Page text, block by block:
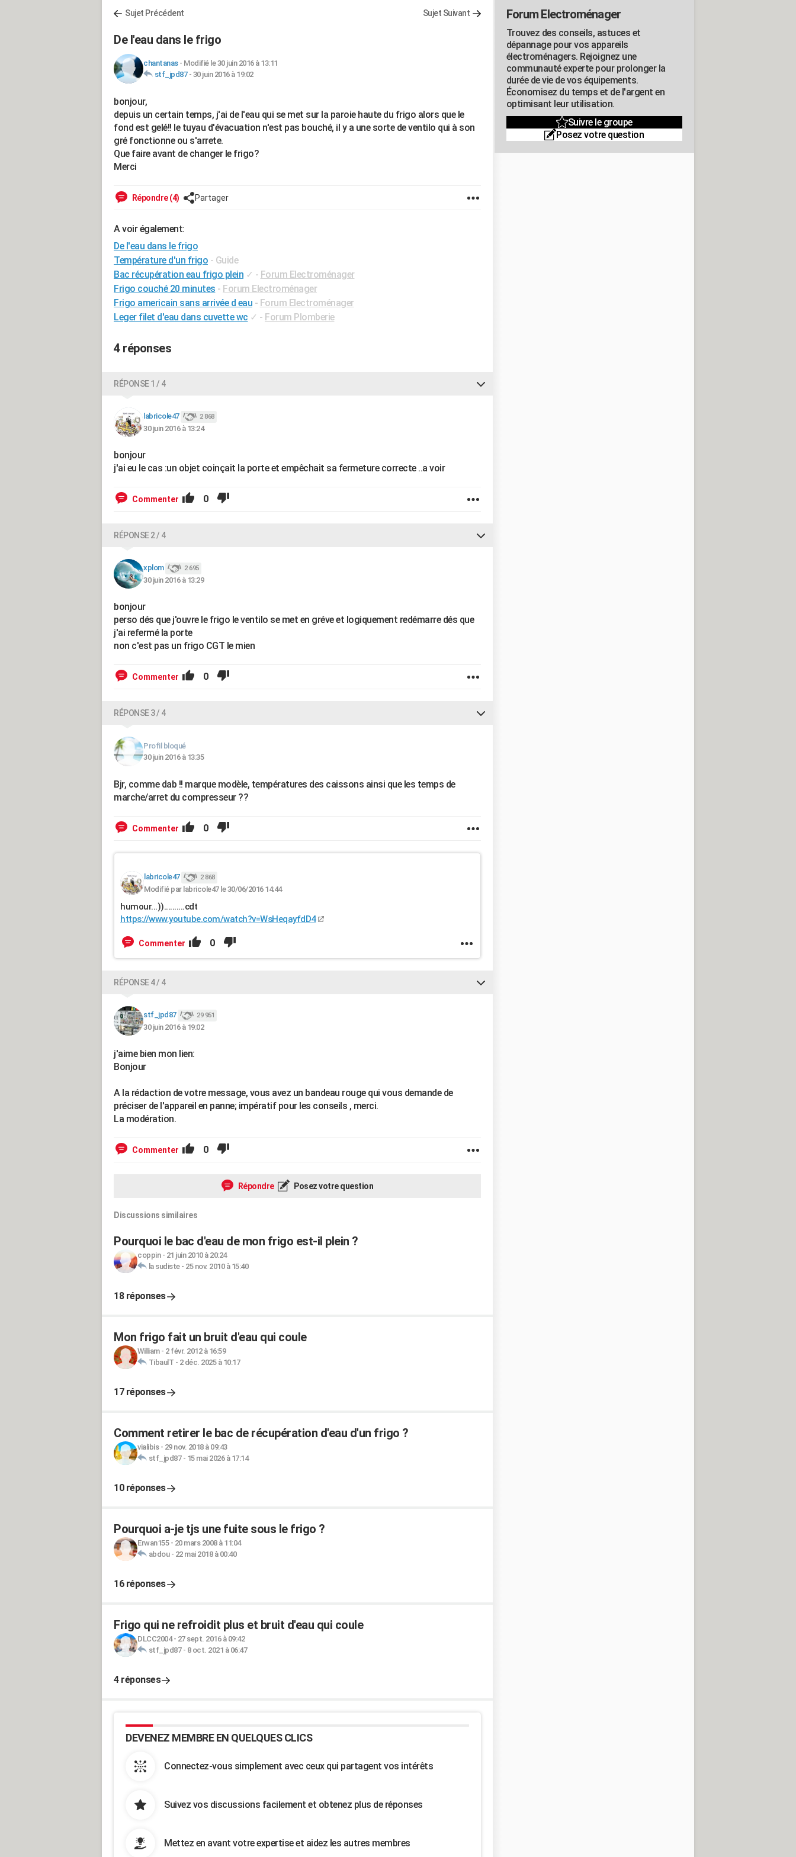
Sujet Précédent Sujet Suivant
De l'eau dans le frigo
chantanas- Modifié le 30 juin 2016 à 13:11
stf_jpd87- 30 juin 2016 à 19:02
bonjour,
depuis un certain temps, j'ai de l'eau qui se met sur la paroie haute du frigo alors que le
fond est gelé!! le tuyau d'évacuation n'est pas bouché, il y a une sorte de ventilo qui à son
gré fonctionne ou s'arrete.
Que faire avant de changer le frigo?
Merci
Répondre (4) Partager
A voir également:
De l'eau dans le frigo
Température d'un frigo - Guide
Bac récupération eau frigo plein ✓ - Forum Electroménager
Frigo couché 20 minutes - Forum Electroménager
Frigo americain sans arrivée d eau - Forum Electroménager
Leger filet d'eau dans cuvette wc ✓ - Forum Plomberie
4 réponses
RÉPONSE 1 / 4
labricole47 2 868
30 juin 2016 à 13:24
bonjour
j'ai eu le cas :un objet coinçait la porte et empêchait sa fermeture correcte ..a voir
Commenter 0
RÉPONSE 2 / 4
xplom 2 695
30 juin 2016 à 13:29
bonjour
perso dés que j'ouvre le frigo le ventilo se met en gréve et logiquement redémarre dés que
j'ai refermé la porte
non c'est pas un frigo CGT le mien
Commenter 0
RÉPONSE 3 / 4
Profil bloqué
30 juin 2016 à 13:35
Bjr, comme dab !! marque modèle, températures des caissons ainsi que les temps de
marche/arret du compresseur ??
Commenter 0
labricole47 2 868
Modifié par labricole47 le 30/06/2016 14:44
humour...))..........cdt
https://www.youtube.com/watch?v=WsHeqayfdD4
Commenter 0
RÉPONSE 4 / 4
stf_jpd87 29 951
30 juin 2016 à 19:02
j'aime bien mon lien:
Bonjour
A la rédaction de votre message, vous avez un bandeau rouge qui vous demande de
préciser de l'appareil en panne; impératif pour les conseils , merci.
La modération.
Commenter 0
Répondre Posez votre question
Discussions similaires
Pourquoi le bac d'eau de mon frigo est-il plein ?
coppin- 21 juin 2010 à 20:24
la sudiste- 25 nov. 2010 à 15:40
18 réponses
Mon frigo fait un bruit d'eau qui coule
William- 2 févr. 2012 à 16:59
TibaulT - 2 déc. 2025 à 10:17
17 réponses
Comment retirer le bac de récupération d'eau d'un frigo ?
vialibis- 29 nov. 2018 à 09:43
stf_jpd87- 15 mai 2026 à 17:14
10 réponses
Pourquoi a-je tjs une fuite sous le frigo ?
Erwan155- 20 mars 2008 à 11:04
abdou- 22 mai 2018 à 00:40
16 réponses
Frigo qui ne refroidit plus et bruit d'eau qui coule
DLCC2004- 27 sept. 2016 à 09:42
stf_jpd87- 8 oct. 2021 à 06:47
4 réponses
DEVENEZ MEMBRE EN QUELQUES CLICS
Connectez-vous simplement avec ceux qui partagent vos intérêts
Suivez vos discussions facilement et obtenez plus de réponses
Mettez en avant votre expertise et aidez les autres membres
Forum Electroménager
Trouvez des conseils, astuces et
dépannage pour vos appareils
électroménagers. Rejoignez une
communauté experte pour prolonger la
durée de vie de vos équipements.
Économisez du temps et de l'argent en
optimisant leur utilisation.
Suivre le groupe
Posez votre question